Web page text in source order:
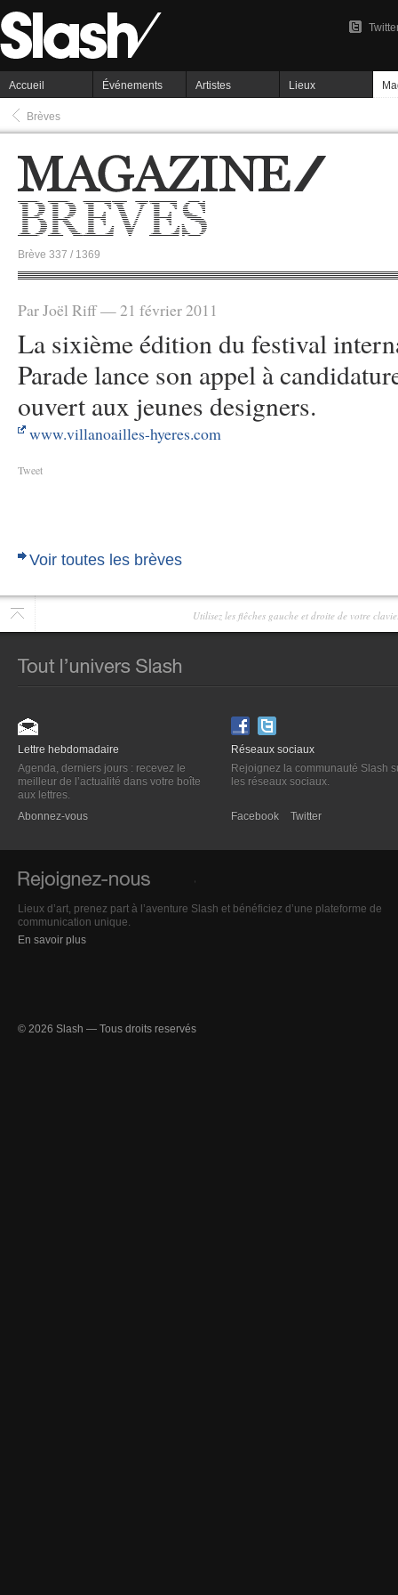
Accueil Événements Artistes Lieux
Brèves
Brève 337 / 1369
Par Joël Riff — 21 février 2011
La sixième édition du festival
Parade lance son appel à
ouvert aux jeunes designers.
www.villanoailles-hyeres.com
Tweet
Voir toutes les brèves
Utilisez les flêches gauche et droite de votre
Lettre hebdomadaire
Agenda, derniers jours : recevez le
meilleur de l’actualité dans votre boîte
aux lettres.
Abonnez-vous
Réseaux sociaux
Rejoignez la communauté Slash
les réseaux sociaux.
Facebook Twitter
Lieux d’art, prenez part à l’aventure Slash et bénéficiez d’une plateforme de
communication unique.
En savoir plus
© 2026 Slash — Tous droits reservés